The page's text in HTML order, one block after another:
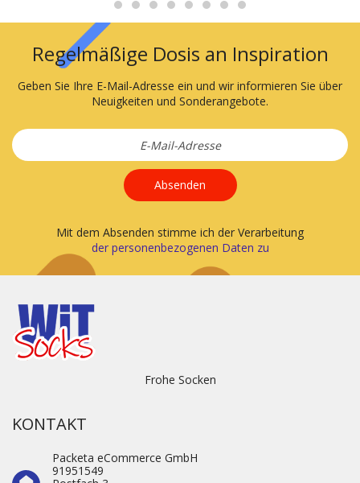
Regelmäßige Dosis an Inspiration
Geben Sie Ihre E-Mail-Adresse ein und wir informieren Sie über
Neuigkeiten und Sonderangebote.
Absenden
Mit dem Absenden stimme ich der Verarbeitung
der personenbezogenen Daten zu
Frohe Socken
KONTAKT
Packeta eCommerce GmbH
91951549